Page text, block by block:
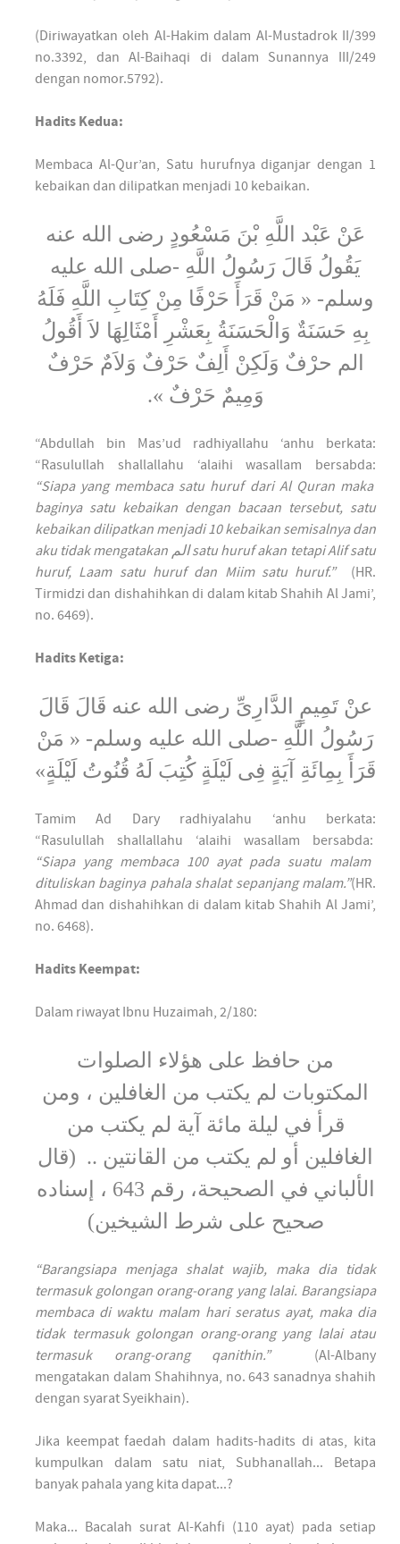
(Diriwayatkan oleh Al-Hakim dalam Al-Mustadrok II/399
no.3392, dan Al-Baihaqi di dalam Sunannya III/249
dengan nomor.5792).
Hadits Kedua:
Membaca Al-Qur’an, Satu hurufnya diganjar dengan 1
kebaikan dan dilipatkan menjadi 10 kebaikan.
عَنْ عَبْد اللَّهِ بْنَ مَسْعُودٍ رضى الله عنه
يَقُولُ قَالَ رَسُولُ اللَّهِ -صلى الله عليه
وسلم- « مَنْ قَرَأَ حَرْفًا مِنْ كِتَابِ اللَّهِ فَلَهُ
بِهِ حَسَنَةٌ وَالْحَسَنَةُ بِعَشْرِ أَمْثَالِهَا لاَ أَقُولُ
الم حرْفٌ وَلَكِنْ أَلِفٌ حَرْفٌ وَلاَمٌ حَرْفٌ
وَمِيمٌ حَرْفٌ ».
“Abdullah bin Mas’ud radhiyallahu ‘anhu berkata:
“Rasulullah shallallahu ‘alaihi wasallam bersabda:
“Siapa yang membaca satu huruf dari Al Quran maka
baginya satu kebaikan dengan bacaan tersebut, satu
kebaikan dilipatkan menjadi 10 kebaikan semisalnya dan
aku tidak mengatakan الم satu huruf akan tetapi Alif satu
huruf, Laam satu huruf dan Miim satu huruf.”
(HR.
Tirmidzi dan dishahihkan di dalam kitab Shahih Al Jami’,
no. 6469).
Hadits Ketiga:
عنْ تَمِيمٍ الدَّارِىِّ رضى الله عنه قَالَ قَالَ
رَسُولُ اللَّهِ -صلى الله عليه وسلم- « مَنْ
قَرَأَ بِمِائَةِ آيَةٍ فِى لَيْلَةٍ كُتِبَ لَهُ قُنُوتُ لَيْلَةٍ»
Tamim Ad Dary radhiyalahu ‘anhu berkata:
“Rasulullah shallallahu ‘alaihi wasallam bersabda:
“Siapa yang membaca 100 ayat pada suatu malam
dituliskan baginya pahala shalat sepanjang malam.”(HR.
Ahmad dan dishahihkan di dalam kitab Shahih Al Jami’,
no. 6468).
Hadits Keempat:
Dalam riwayat Ibnu Huzaimah, 2/180:
من حافظ على هؤلاء الصلوات
المكتوبات لم يكتب من الغافلين ، ومن
قرأ في ليلة مائة آية لم يكتب من
الغافلين أو لم يكتب من القانتين .. (قال
الألباني في الصحيحة، رقم 643 ، إسناده
صحيح على شرط الشيخين)
“Barangsiapa menjaga shalat wajib, maka dia tidak
termasuk golongan orang-orang yang lalai. Barangsiapa
membaca di waktu malam hari seratus ayat, maka dia
tidak termasuk golongan orang-orang yang lalai atau
termasuk orang-orang qanithin.”
(Al-Albany
mengatakan dalam Shahihnya, no. 643 sanadnya shahih
dengan syarat Syeikhain).
Jika keempat faedah dalam hadits-hadits di atas, kita
kumpulkan dalam satu niat, Subhanallah... Betapa
banyak pahala yang kita dapat...?
Maka... Bacalah surat Al-Kahfi (110 ayat) pada setiap